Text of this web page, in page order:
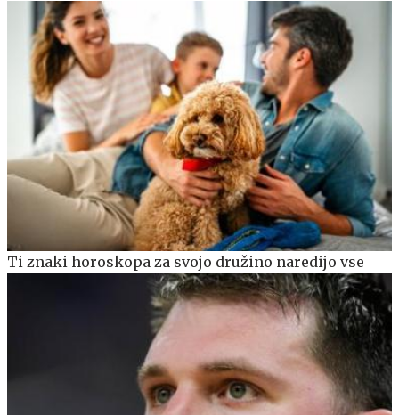
Ti znaki horoskopa za svojo družino naredijo vse